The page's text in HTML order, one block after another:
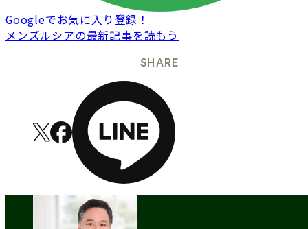
Googleでお気に入り登録！
メンズルシアの最新記事を読もう
SHARE